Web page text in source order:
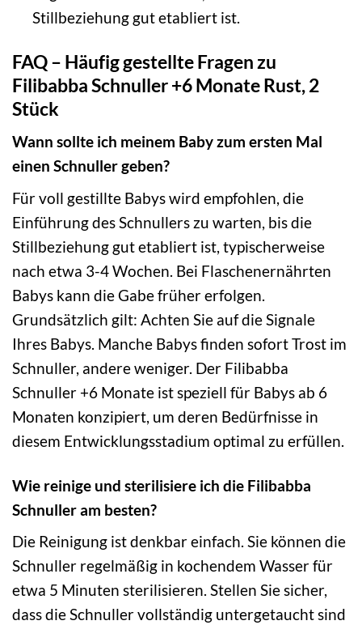
Stillbeziehung gut etabliert ist.
FAQ – Häufig gestellte Fragen zu
Filibabba Schnuller +6 Monate Rust, 2
Stück
Wann sollte ich meinem Baby zum ersten Mal
einen Schnuller geben?
Für voll gestillte Babys wird empfohlen, die
Einführung des Schnullers zu warten, bis die
Stillbeziehung gut etabliert ist, typischerweise
nach etwa 3-4 Wochen. Bei Flaschenernährten
Babys kann die Gabe früher erfolgen.
Grundsätzlich gilt: Achten Sie auf die Signale
Ihres Babys. Manche Babys finden sofort Trost im
Schnuller, andere weniger. Der Filibabba
Schnuller +6 Monate ist speziell für Babys ab 6
Monaten konzipiert, um deren Bedürfnisse in
diesem Entwicklungsstadium optimal zu erfüllen.
Wie reinige und sterilisiere ich die Filibabba
Schnuller am besten?
Die Reinigung ist denkbar einfach. Sie können die
Schnuller regelmäßig in kochendem Wasser für
etwa 5 Minuten sterilisieren. Stellen Sie sicher,
dass die Schnuller vollständig untergetaucht sind